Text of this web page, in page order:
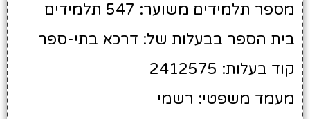
מספר תלמידים משוער: 547 תלמידים
בית הספר בבעלות של: דרכא בתי-ספר
קוד בעלות: 2412575
מעמד משפטי: רשמי